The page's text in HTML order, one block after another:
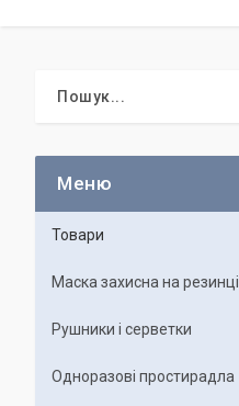
Товари
Маска захисна на резинці
Рушники і серветки
Одноразові простирадла